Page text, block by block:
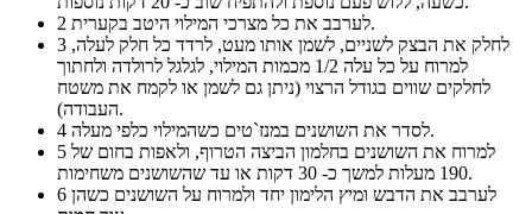
2
לערבב את כל מצרכי המילוי היטב בקערית.
3
למרוח על כל עלה 1/2 מכמות המילוי, לגלגל לרולדה ולחתוך
לחלקים שווים בגודל הרצוי (ניתן גם לשמן או לקמח את משטח
העבודה).
4
לסדר את השושנים במנז`טים כשהמילוי כלפי מעלה.
5
190 מעלות למשך כ- 30 דקות או עד שהשושנים משחימות.
6